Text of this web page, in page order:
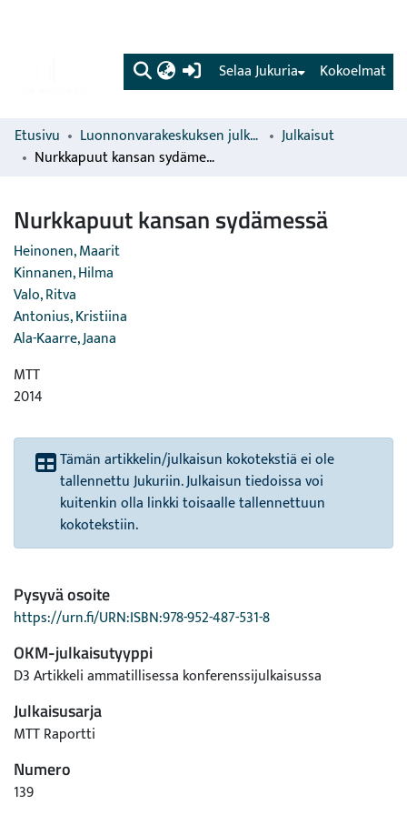
(current) Kokoelmat
Selaa Jukuria
Etusivu Luonnonvarakeskuksen julkaisut
Julkaisut
Nurkkapuut kansan sydämessä
Nurkkapuut kansan sydämessä
Heinonen, Maarit
Kinnanen, Hilma
Valo, Ritva
Antonius, Kristiina
Ala-Kaarre, Jaana
MTT
2014
Tämän artikkelin/julkaisun kokotekstiä ei ole
tallennettu Jukuriin. Julkaisun tiedoissa voi
kuitenkin olla linkki toisaalle tallennettuun
kokotekstiin.
Pysyvä osoite
https://urn.fi/URN:ISBN:978-952-487-531-8
OKM-julkaisutyyppi
D3 Artikkeli ammatillisessa konferenssijulkaisussa
Julkaisusarja
MTT Raportti
Numero
139